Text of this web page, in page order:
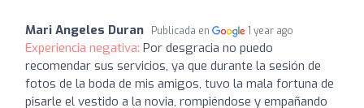
Mari Angeles Duran Publicada en 1 year ago
Experiencia negativa: Por desgracia no puedo
recomendar sus servicios, ya que durante la sesión de
fotos de la boda de mis amigos, tuvo la mala fortuna de
pisarle el vestido a la novia, rompiéndose y empañando